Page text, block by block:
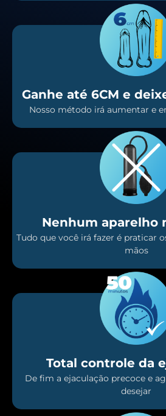
Ganhe até 6CM e
Nosso método irá aumentar e
Nenhum aparelho
Tudo que você irá fazer é praticar
mãos
Total controle da
De fim a ejaculação precoce e
desejar